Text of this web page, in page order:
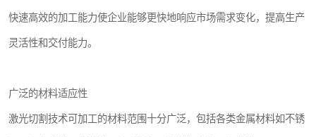
快速高效的加工能力使企业能够更快地响应市场需求变化，提高生产
灵活性和交付能力。
广泛的材料适应性
激光切割技术可加工的材料范围十分广泛，包括各类金属材料如不锈